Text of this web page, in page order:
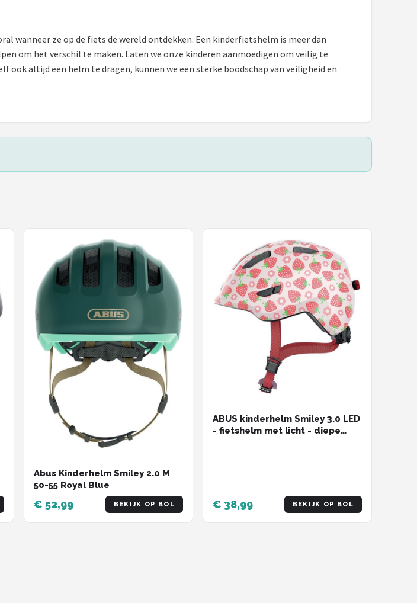
wanneer ze op de fiets de wereld ontdekken. Een kinderfietshelm is meer dan
om het verschil te maken. Laten we onze kinderen aanmoedigen om veilig te
ook altijd een helm te dragen, kunnen we een sterke boodschap van veiligheid en
Abus Kinderhelm Smiley 2.0 M
50-55 Royal Blue
€ 52,99 BEKIJK OP BOL
ABUS kinderhelm Smiley 3.0 LED
- fietshelm met licht - diepe
€ 38,99 BEKIJK OP BOL